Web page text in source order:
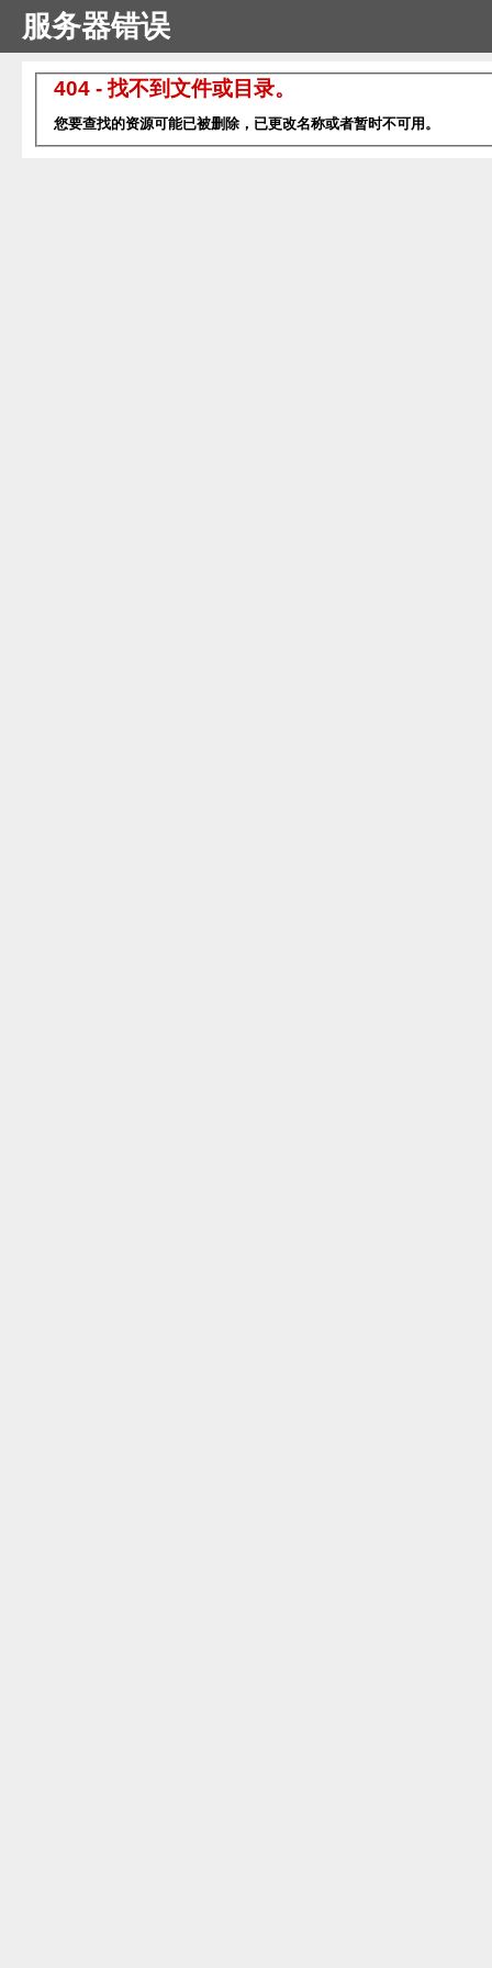
服务器错误
404 - 找不到文件或目录。
您要查找的资源可能已被删除，已更改名称或者暂时不可用。